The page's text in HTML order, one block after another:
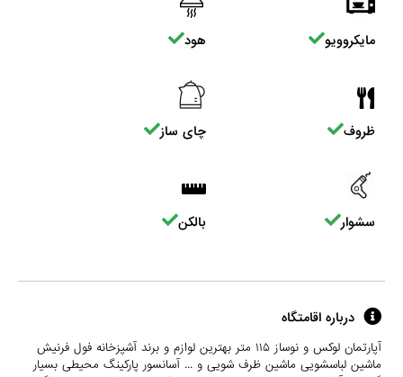
مایکروویو هود
ظروف چای ساز
سشوار بالکن
درباره اقامتگاه
آپارتمان لوکس و نوساز ۱۱۵ متر بهترین لوازم و برند آشپزخانه فول فرنیش
ماشین لباسشویی ماشین ظرف شویی و ... آسانسور پارکینگ محیطی بسیار